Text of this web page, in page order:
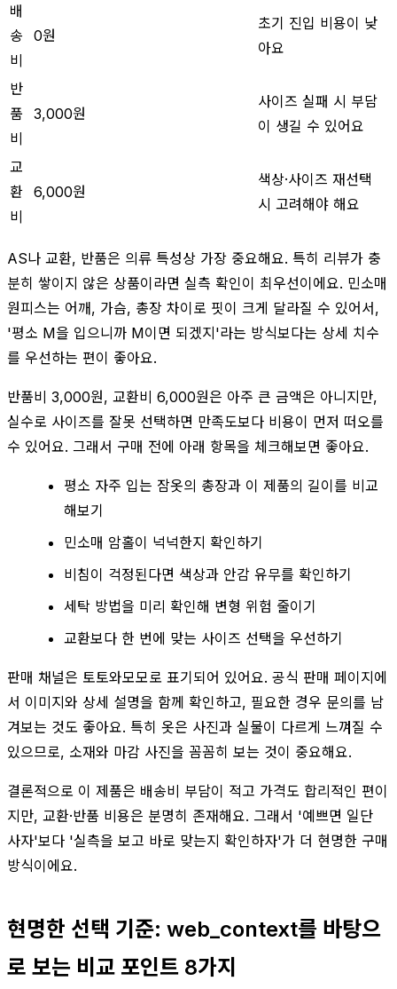
배
송
비
0원
초기 진입 비용이 낮
아요
반
품
비
3,000원
사이즈 실패 시 부담
이 생길 수 있어요
교
환
비
6,000원
색상·사이즈 재선택
시 고려해야 해요
AS나 교환, 반품은 의류 특성상 가장 중요해요. 특히 리뷰가 충
분히 쌓이지 않은 상품이라면 실측 확인이 최우선이에요. 민소매
원피스는 어깨, 가슴, 총장 차이로 핏이 크게 달라질 수 있어서,
'평소 M을 입으니까 M이면 되겠지'라는 방식보다는 상세 치수
를 우선하는 편이 좋아요.
반품비 3,000원, 교환비 6,000원은 아주 큰 금액은 아니지만,
실수로 사이즈를 잘못 선택하면 만족도보다 비용이 먼저 떠오를
수 있어요. 그래서 구매 전에 아래 항목을 체크해보면 좋아요.
평소 자주 입는 잠옷의 총장과 이 제품의 길이를 비교
해보기
민소매 암홀이 넉넉한지 확인하기
비침이 걱정된다면 색상과 안감 유무를 확인하기
세탁 방법을 미리 확인해 변형 위험 줄이기
교환보다 한 번에 맞는 사이즈 선택을 우선하기
판매 채널은 토토와모모로 표기되어 있어요. 공식 판매 페이지에
서 이미지와 상세 설명을 함께 확인하고, 필요한 경우 문의를 남
겨보는 것도 좋아요. 특히 옷은 사진과 실물이 다르게 느껴질 수
있으므로, 소재와 마감 사진을 꼼꼼히 보는 것이 중요해요.
결론적으로 이 제품은 배송비 부담이 적고 가격도 합리적인 편이
지만, 교환·반품 비용은 분명히 존재해요. 그래서 '예쁘면 일단
사자'보다 '실측을 보고 바로 맞는지 확인하자'가 더 현명한 구매
방식이에요.
현명한 선택 기준: web_context를 바탕으
로 보는 비교 포인트 8가지